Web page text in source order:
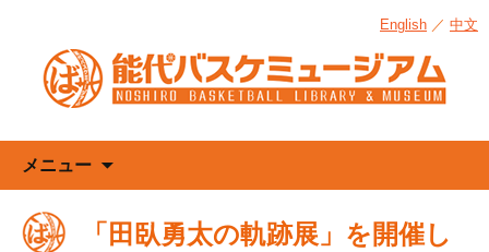
English ／ 中文
メニュー
ン
「田臥勇太の軌跡展」を開催し